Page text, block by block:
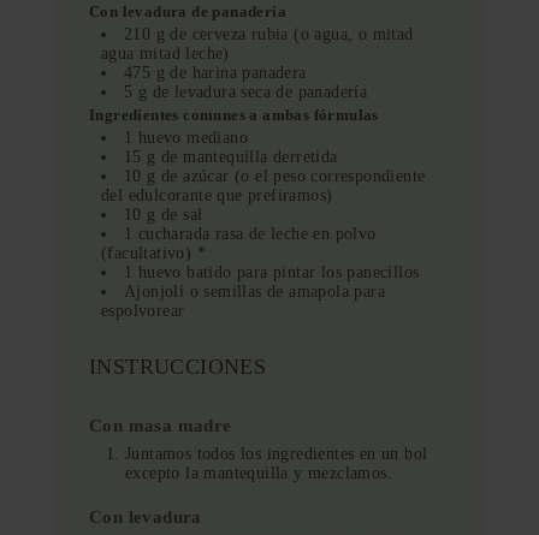
Con levadura de panadería
210 g de cerveza rubia (o agua, o mitad
agua mitad leche)
475 g de harina panadera
5 g de levadura seca de panadería
Ingredientes comunes a ambas fórmulas
1 huevo mediano
15 g de mantequilla derretida
10 g de azúcar (o el peso correspondiente
del edulcorante que prefiramos)
10 g de sal
1 cucharada rasa de leche en polvo
(facultativo) *
1 huevo batido para pintar los panecillos
Ajonjolí o semillas de amapola para
espolvorear
INSTRUCCIONES
Con masa madre
Juntamos todos los ingredientes en un bol
excepto la mantequilla y mezclamos.
Con levadura